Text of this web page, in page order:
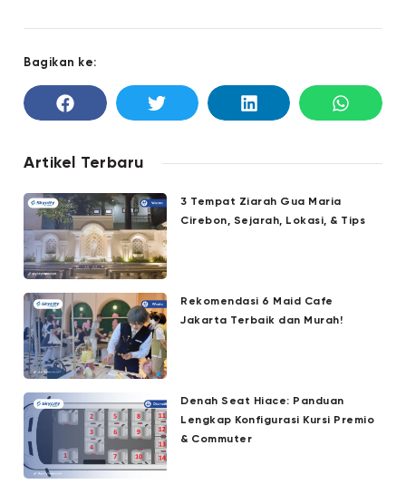
Bagikan ke:
Artikel Terbaru
3 Tempat Ziarah Gua Maria
Cirebon, Sejarah, Lokasi, & Tips
Rekomendasi 6 Maid Cafe
Jakarta Terbaik dan Murah!
Denah Seat Hiace: Panduan
Lengkap Konfigurasi Kursi Premio
& Commuter